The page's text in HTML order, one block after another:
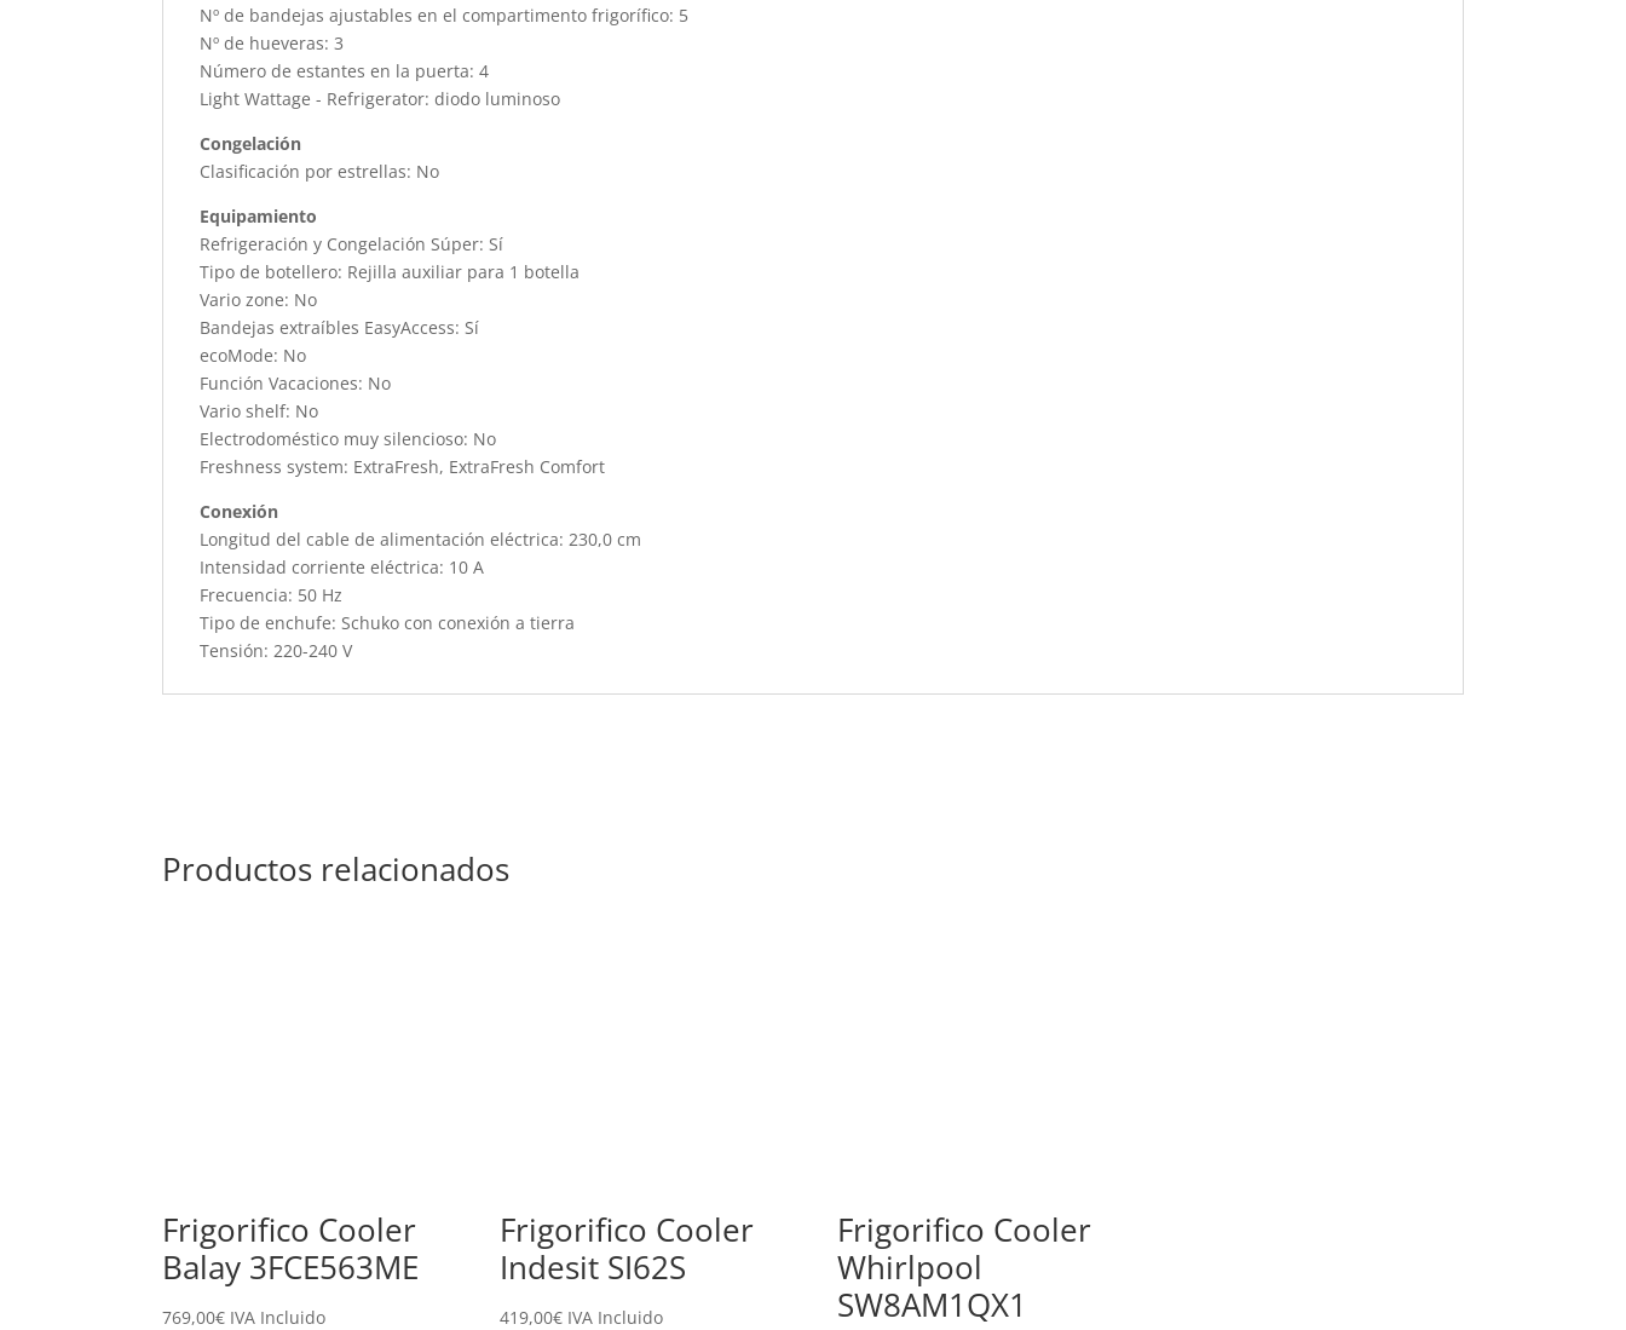
Nº de bandejas ajustables en el compartimento frigorífico: 5
Nº de hueveras: 3
Número de estantes en la puerta: 4
Light Wattage - Refrigerator: diodo luminoso
Congelación
Clasificación por estrellas: No
Equipamiento
Refrigeración y Congelación Súper: Sí
Tipo de botellero: Rejilla auxiliar para 1 botella
Vario zone: No
Bandejas extraíbles EasyAccess: Sí
ecoMode: No
Función Vacaciones: No
Vario shelf: No
Electrodoméstico muy silencioso: No
Freshness system: ExtraFresh, ExtraFresh Comfort
Conexión
Longitud del cable de alimentación eléctrica: 230,0 cm
Intensidad corriente eléctrica: 10 A
Frecuencia: 50 Hz
Tipo de enchufe: Schuko con conexión a tierra
Tensión: 220-240 V
Productos relacionados
Frigorifico Cooler
Balay 3FCE563ME
769,00€ IVA Incluido
Frigorifico Cooler
Indesit SI62S
419,00€ IVA Incluido
Frigorifico Cooler
Whirlpool
SW8AM1QX1